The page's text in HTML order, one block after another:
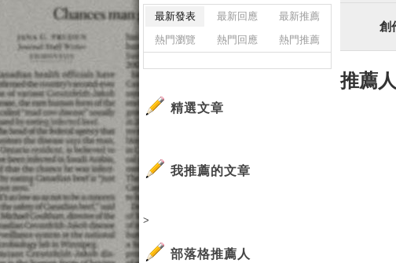
創
推薦
最新發表 最新回應
最新推薦
熱門瀏覽
熱門回應 熱門推薦
精選文章
我推薦的文章
>
部落格推薦人